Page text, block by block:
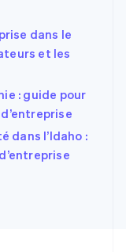
dans le
et les
: guide pour
dans l’Idaho :